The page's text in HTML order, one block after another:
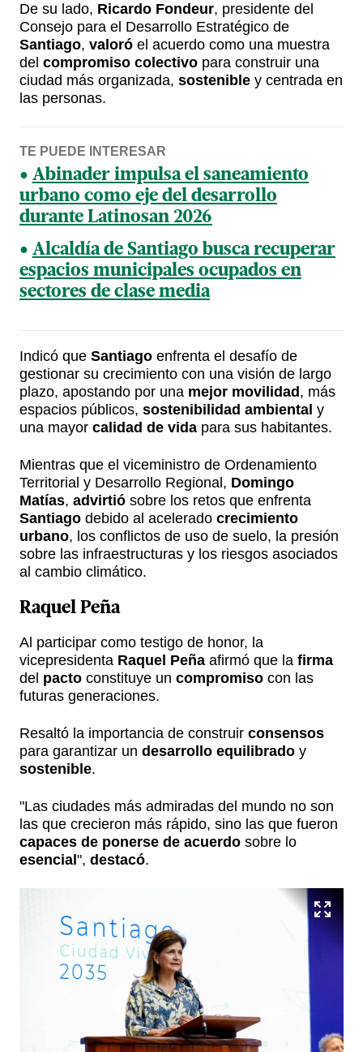
De su lado, Ricardo Fondeur, presidente del
Consejo para el Desarrollo Estratégico de
Santiago, valoró el acuerdo como una muestra
del compromiso colectivo para construir una
ciudad más organizada, sostenible y centrada en
las personas.
TE PUEDE INTERESAR
Abinader impulsa el saneamiento
urbano como eje del desarrollo
durante Latinosan 2026
Alcaldía de Santiago busca recuperar
espacios municipales ocupados en
sectores de clase media
Indicó que Santiago enfrenta el desafío de
gestionar su crecimiento con una visión de largo
plazo, apostando por una mejor movilidad , más
espacios públicos, sostenibilidad ambiental y
una mayor calidad de vida para sus habitantes.
Mientras que el viceministro de Ordenamiento
Territorial y Desarrollo Regional, Domingo
Matías, advirtió sobre los retos que enfrenta
Santiago debido al acelerado crecimiento
urbano, los conflictos de uso de suelo, la presión
sobre las infraestructuras y los riesgos asociados
al cambio climático.
Raquel Peña
Al participar como testigo de honor, la
vicepresidenta Raquel Peña afirmó que la firma
del pacto constituye un compromiso con las
futuras generaciones.
Resaltó la importancia de construir consensos
para garantizar un desarrollo equilibrado y
sostenible.
"Las ciudades más admiradas del mundo no son
las que crecieron más rápido, sino las que fueron
capaces de ponerse de acuerdo sobre lo
esencial ", destacó.